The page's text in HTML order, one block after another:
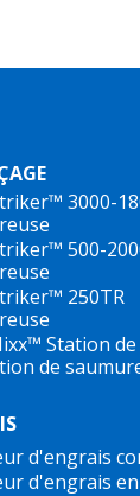
3000-
500-
250TR
Station de
de
d'engrais
d'engrais